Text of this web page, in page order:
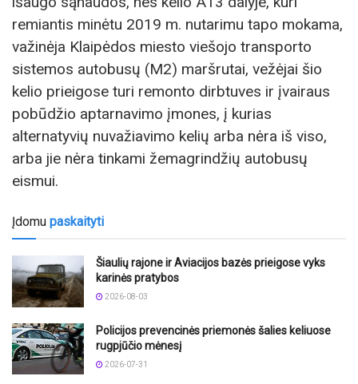
remiantis minėtu 2019 m. nutarimu tapo mokama,
važinėja Klaipėdos miesto viešojo transporto
sistemos autobusų (M2) maršrutai, vežėjai šio
kelio prieigose turi remonto dirbtuves ir įvairaus
pobūdžio aptarnavimo įmones, į kurias
alternatyvių nuvažiavimo kelių arba nėra iš viso,
arba jie nėra tinkami žemagrindžių autobusų
eismui.
Įdomu paskaityti
Šiaulių rajone ir Aviacijos bazės prieigose vyks
karinės pratybos
2026-08-03
Policijos prevencinės priemonės šalies keliuose
rugpjūčio mėnesį
2026-07-31